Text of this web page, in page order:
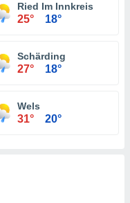
Ried Im Innkreis
25° 18°
Schärding
27° 18°
Wels
31° 20°